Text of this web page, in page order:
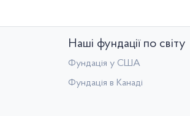
Наші фундації по світу
Фундація у США
Фундація в Канаді